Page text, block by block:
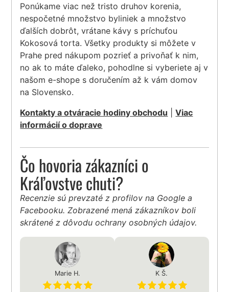
Ponúkame viac než tristo druhov korenia,
nespočetné množstvo byliniek a množstvo
ďalších dobrôt, vrátane kávy s príchuťou
Kokosová torta. Všetky produkty si môžete v
Prahe pred nákupom pozrieť a privoňať k nim,
no ak to máte ďaleko, pohodlne si vyberiete aj v
našom e-shope s doručením až k vám domov
na Slovensko.
Kontakty a otváracie hodiny obchodu |Viac
informácií o doprave
Čo hovoria zákazníci o
Kráľovstve chuti?
Recenzie sú prevzaté z profilov na Google a
Facebooku. Zobrazené mená zákazníkov boli
skrátené z dôvodu ochrany osobných údajov.
Marie H. K Š.